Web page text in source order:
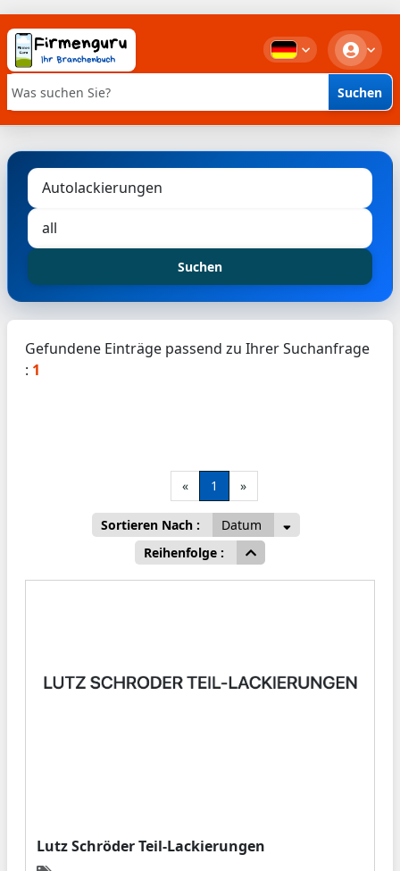
Stichwortsuche Suchen
Suchen
Gefundene Einträge passend zu Ihrer Suchanfrage
: 1
« 1 »
Sortieren Nach :
Datum
Reihenfolge :
Lutz Schröder Teil-Lackierungen